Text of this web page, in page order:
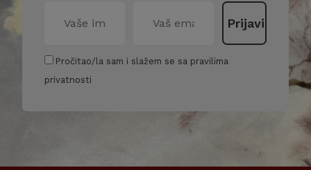
Pročitao/la sam i slažem se sa pravilima
privatnosti